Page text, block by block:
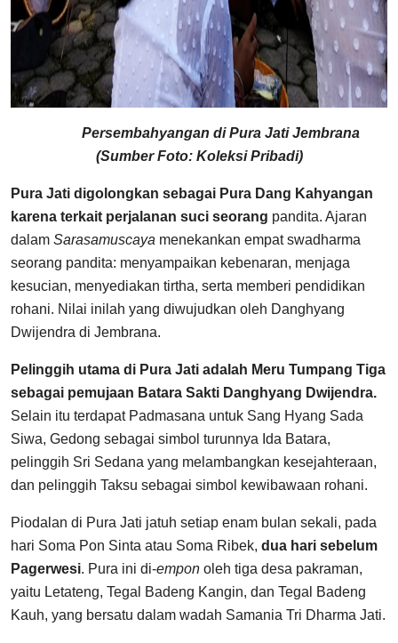
Persembahyangan di Pura Jati Jembrana
(Sumber Foto: Koleksi Pribadi)
Pura Jati digolongkan sebagai Pura Dang Kahyangan
karena terkait perjalanan suci seorang pandita. Ajaran
dalam Sarasamuscaya menekankan empat swadharma
seorang pandita: menyampaikan kebenaran, menjaga
kesucian, menyediakan tirtha, serta memberi pendidikan
rohani. Nilai inilah yang diwujudkan oleh Danghyang
Dwijendra di Jembrana.
Pelinggih utama di Pura Jati adalah Meru Tumpang Tiga
sebagai pemujaan Batara Sakti Danghyang Dwijendra.
Selain itu terdapat Padmasana untuk Sang Hyang Sada
Siwa, Gedong sebagai simbol turunnya Ida Batara,
pelinggih Sri Sedana yang melambangkan kesejahteraan,
dan pelinggih Taksu sebagai simbol kewibawaan rohani.
Piodalan di Pura Jati jatuh setiap enam bulan sekali, pada
hari Soma Pon Sinta atau Soma Ribek, dua hari sebelum
Pagerwesi. Pura ini di-empon oleh tiga desa pakraman,
yaitu Letateng, Tegal Badeng Kangin, dan Tegal Badeng
Kauh, yang bersatu dalam wadah Samania Tri Dharma Jati.